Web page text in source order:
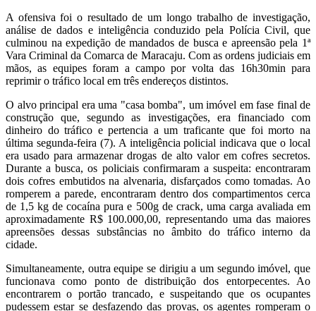
A ofensiva foi o resultado de um longo trabalho de investigação,
análise de dados e inteligência conduzido pela Polícia Civil, que
culminou na expedição de mandados de busca e apreensão pela 1ª
Vara Criminal da Comarca de Maracaju. Com as ordens judiciais em
mãos, as equipes foram a campo por volta das 16h30min para
reprimir o tráfico local em três endereços distintos.
O alvo principal era uma "casa bomba", um imóvel em fase final de
construção que, segundo as investigações, era financiado com
dinheiro do tráfico e pertencia a um traficante que foi morto na
última segunda-feira (7). A inteligência policial indicava que o local
era usado para armazenar drogas de alto valor em cofres secretos.
Durante a busca, os policiais confirmaram a suspeita: encontraram
dois cofres embutidos na alvenaria, disfarçados como tomadas. Ao
romperem a parede, encontraram dentro dos compartimentos cerca
de 1,5 kg de cocaína pura e 500g de crack, uma carga avaliada em
aproximadamente R$ 100.000,00, representando uma das maiores
apreensões dessas substâncias no âmbito do tráfico interno da
cidade.
Simultaneamente, outra equipe se dirigiu a um segundo imóvel, que
funcionava como ponto de distribuição dos entorpecentes. Ao
encontrarem o portão trancado, e suspeitando que os ocupantes
pudessem estar se desfazendo das provas, os agentes romperam o